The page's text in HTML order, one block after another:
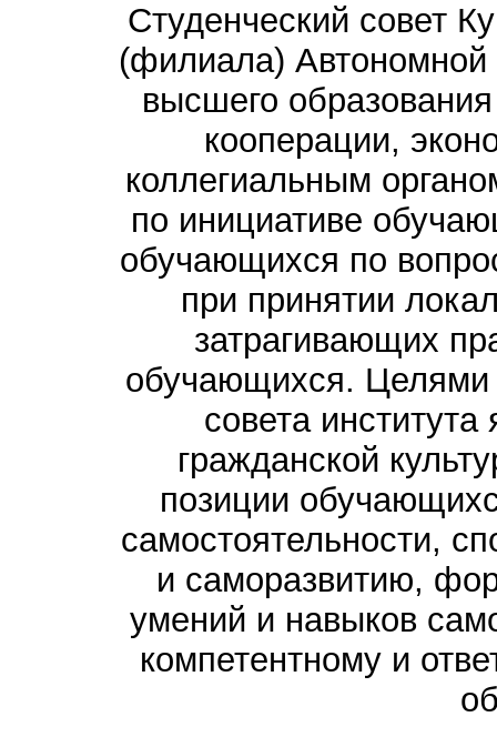
Студенческий совет
(филиала) Автономной
высшего
кооперации,
коллегиальным
по инициативе
обучающихся по
при принятии
затрагивающих
обучающихся. Целями
совета
гражданской
позиции
самостоятельности,
и саморазвитию,
умений и навыков
компетентному и